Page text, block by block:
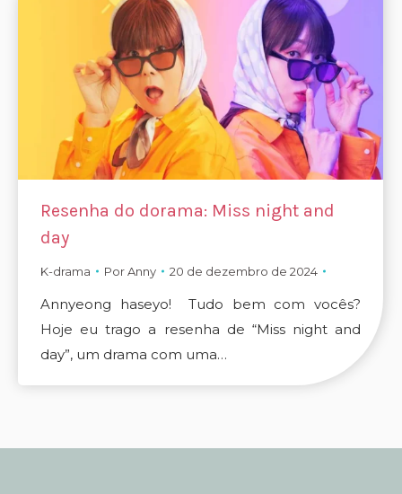
Resenha do dorama: Miss night and
day
K-drama PorAnny 20 de dezembro de 2024
Annyeong haseyo! Tudo bem com vocês?
Hoje eu trago a resenha de “Miss night and
day”, um drama com uma…